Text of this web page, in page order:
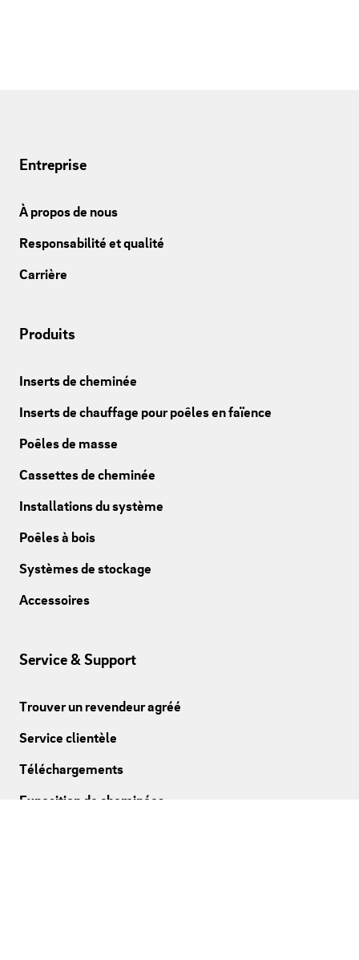
Entreprise
À propos de nous
Responsabilité et qualité
Carrière
Produits
Inserts de cheminée
Inserts de chauffage pour poêles en faïence
Poêles de masse
Cassettes de cheminée
Installations du système
Poêles à bois
Systèmes de stockage
Accessoires
Service & Support
Trouver un revendeur agréé
Service clientèle
Téléchargements
Exposition de cheminées